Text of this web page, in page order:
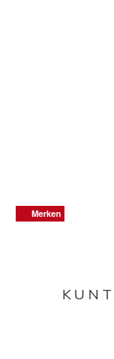
Merken
Merken
Merken
Merken